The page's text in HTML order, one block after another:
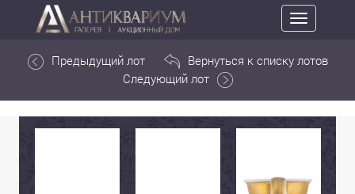
Toggle
navigation
Предыдущий лот
Вернуться к списку лотов
Следующий лот